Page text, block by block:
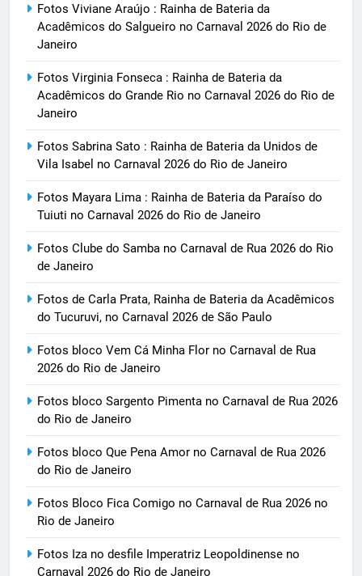
Fotos Viviane Araújo : Rainha de Bateria da
Acadêmicos do Salgueiro no Carnaval 2026 do Rio de
Janeiro
Fotos Virginia Fonseca : Rainha de Bateria da
Acadêmicos do Grande Rio no Carnaval 2026 do Rio de
Janeiro
Fotos Sabrina Sato : Rainha de Bateria da Unidos de
Vila Isabel no Carnaval 2026 do Rio de Janeiro
Fotos Mayara Lima : Rainha de Bateria da Paraíso do
Tuiuti no Carnaval 2026 do Rio de Janeiro
Fotos Clube do Samba no Carnaval de Rua 2026 do Rio
de Janeiro
Fotos de Carla Prata, Rainha de Bateria da Acadêmicos
do Tucuruvi, no Carnaval 2026 de São Paulo
Fotos bloco Vem Cá Minha Flor no Carnaval de Rua
2026 do Rio de Janeiro
Fotos bloco Sargento Pimenta no Carnaval de Rua 2026
do Rio de Janeiro
Fotos bloco Que Pena Amor no Carnaval de Rua 2026
do Rio de Janeiro
Fotos Bloco Fica Comigo no Carnaval de Rua 2026 no
Rio de Janeiro
Fotos Iza no desfile Imperatriz Leopoldinense no
Carnaval 2026 do Rio de Janeiro